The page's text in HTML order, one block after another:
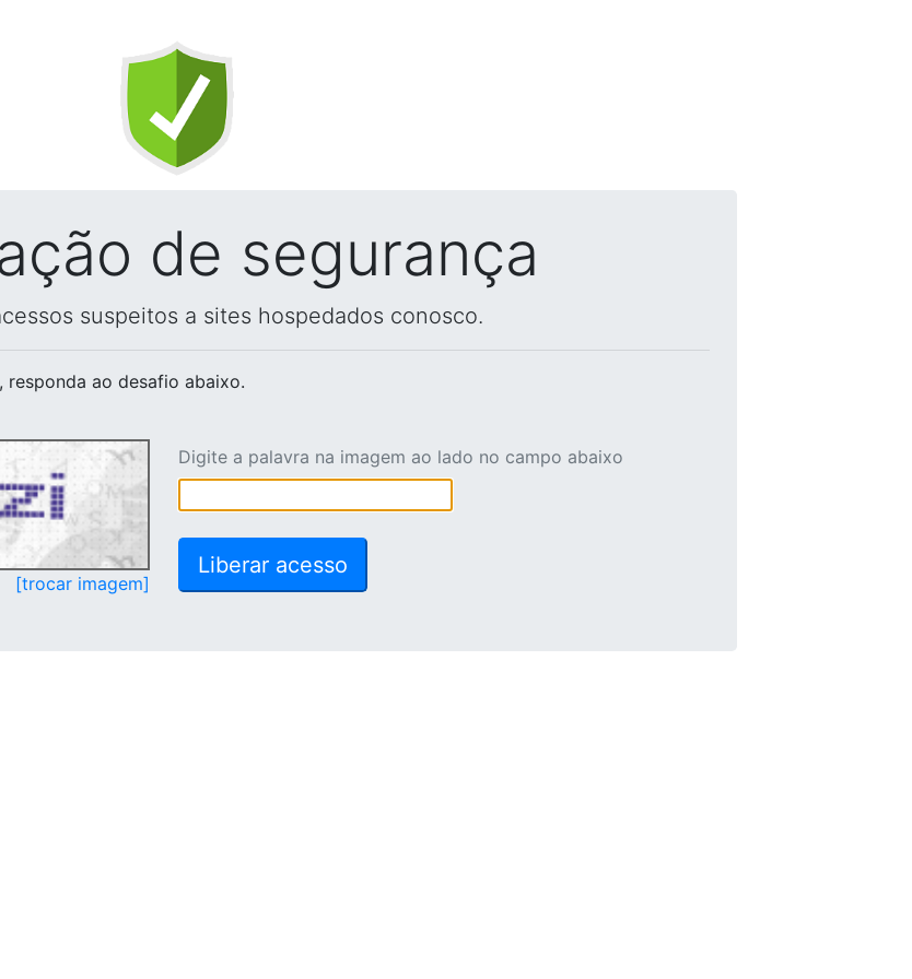
de segurança
suspeitos a sites hospedados conosco.
, responda ao desafio abaixo.
[trocar imagem]
Digite a palavra na imagem ao lado no campo abaixo